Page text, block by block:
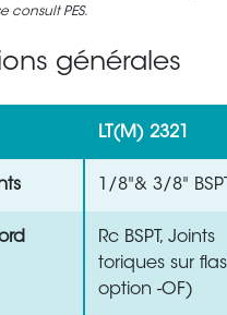
consult PES.
générales
LT(M) 2321
1/8"& 3/8"
Rc BSPT, Joints
toriques sur
option -OF)